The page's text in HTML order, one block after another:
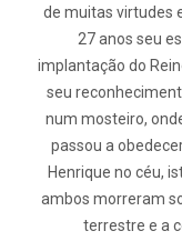
de muitas virtudes
27 anos seu
implantação do
seu
num mosteiro,
passou a
Henrique no céu,
ambos morreram
terrestre e a